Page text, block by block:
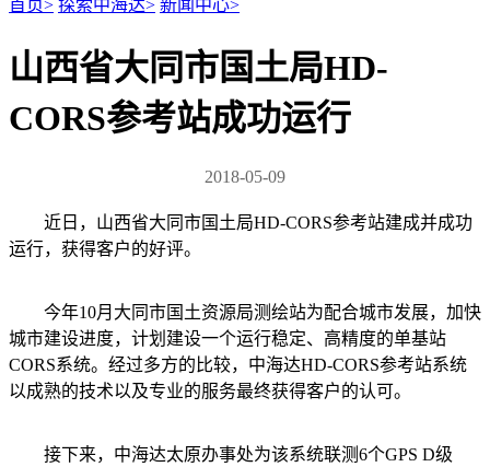
首页> 探索中海达> 新闻中心>
山西省大同市国土局HD-
CORS参考站成功运行
2018-05-09
近日，山西省大同市国土局HD-CORS参考站建成并成功
运行，获得客户的好评。
今年10月大同市国土资源局测绘站为配合城市发展，加快
城市建设进度，计划建设一个运行稳定、高精度的单基站
CORS系统。经过多方的比较，中海达HD-CORS参考站系统
以成熟的技术以及专业的服务最终获得客户的认可。
接下来，中海达太原办事处为该系统联测6个GPS D级